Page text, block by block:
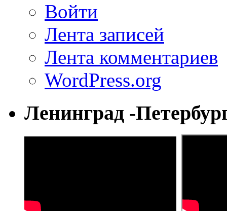
Войти
Лента записей
Лента комментариев
WordPress.org
Ленинград -